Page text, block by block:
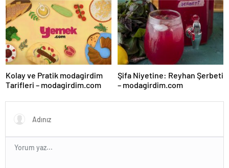
Kolay ve Pratik modagirdim
Tarifleri – modagirdim.com
Şifa Niyetine: Reyhan Şerbeti
– modagirdim.com